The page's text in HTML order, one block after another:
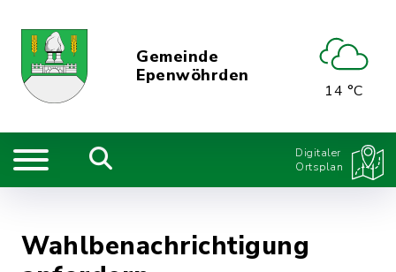
Gemeinde
Epenwöhrden
14 °C
Digitaler
Ortsplan
Wahlbenachrichtigung